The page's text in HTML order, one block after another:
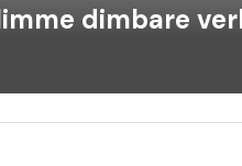
dimbare